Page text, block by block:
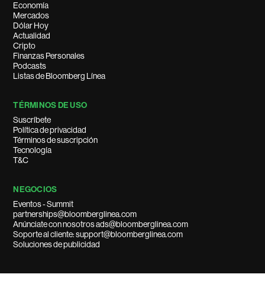
Economía
Mercados
Dólar Hoy
Actualidad
Cripto
Finanzas Personales
Podcasts
Listas de Bloomberg Línea
TÉRMINOS DE USO
Suscríbete
Política de privacidad
Términos de suscripción
Tecnología
T&C
NEGOCIOS
Eventos - Summit
partnerships@bloomberglinea.com
Anúnciate con nosotros ads@bloomberglinea.com
Soporte al cliente: support@bloomberglinea.com
Soluciones de publicidad